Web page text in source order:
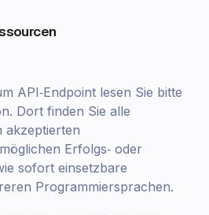
API‑Endpoint lesen Sie bitte
Dort finden Sie alle
akzeptierten
Erfolgs‑ oder
sofort einsetzbare
Programmiersprachen.